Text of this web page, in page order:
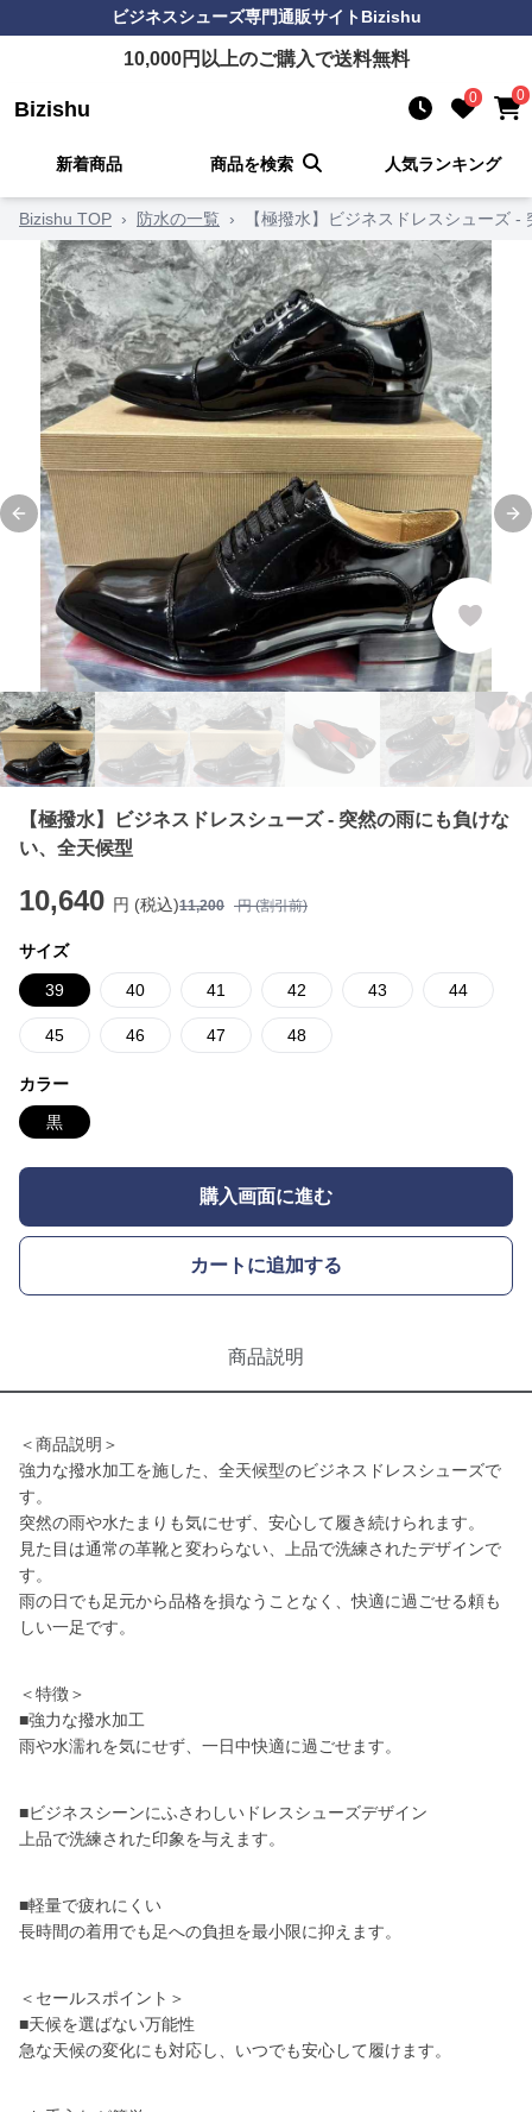
ビジネスシューズ専門通販サイトBizishu
10,000円以上のご購入で送料無料
Bizishu 0 0
新着商品 商品を検索 人気ランキング
Bizishu TOP › 防水の一覧 › 【極撥水】ビジネスドレスシューズ
Previous slide
【極撥水】ビジネスドレスシューズ - 突然の雨にも負けな
い、全天候型
10,640 円 (税込)11,200 円 (割引前)
サイズ
39 40 41 42 43 44
45 46 47 48
カラー
黒
購入画面に進む
カートに追加する
商品説明
＜商品説明＞
強力な撥水加工を施した、全天候型のビジネスドレスシューズで
す。
突然の雨や水たまりも気にせず、安心して履き続けられます。
見た目は通常の革靴と変わらない、上品で洗練されたデザインで
す。
雨の日でも足元から品格を損なうことなく、快適に過ごせる頼も
しい一足です。
＜特徴＞
■強力な撥水加工
雨や水濡れを気にせず、一日中快適に過ごせます。
■ビジネスシーンにふさわしいドレスシューズデザイン
上品で洗練された印象を与えます。
■軽量で疲れにくい
長時間の着用でも足への負担を最小限に抑えます。
＜セールスポイント＞
■天候を選ばない万能性
急な天候の変化にも対応し、いつでも安心して履けます。